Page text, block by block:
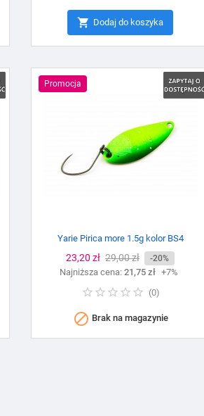
 Dodaj do koszyka
Promocja
Yarie Pirica more 1.5g kolor BS4
Cena
23,20 zł Cena
podstawowa
29,00 zł -20%
Najniższa cena: 21,75 zł +7%
(0)
 Brak na magazynie